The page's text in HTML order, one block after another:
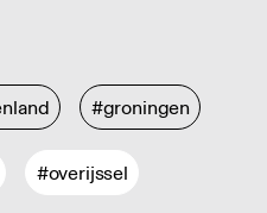
#groningen
#overijssel